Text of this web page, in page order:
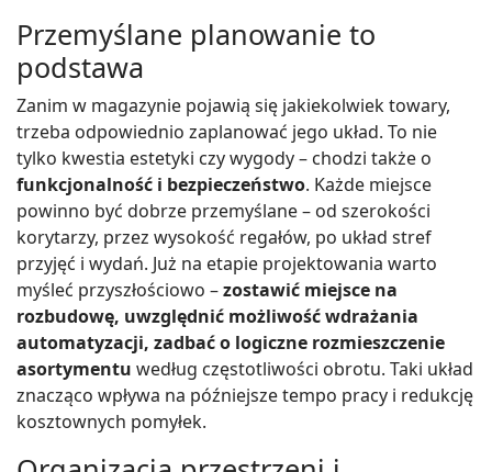
Przemyślane planowanie to
podstawa
Zanim w magazynie pojawią się jakiekolwiek towary,
trzeba odpowiednio zaplanować jego układ. To nie
tylko kwestia estetyki czy wygody – chodzi także o
funkcjonalność i bezpieczeństwo. Każde miejsce
powinno być dobrze przemyślane – od szerokości
korytarzy, przez wysokość regałów, po układ stref
przyjęć i wydań. Już na etapie projektowania warto
myśleć przyszłościowo –zostawić miejsce na
rozbudowę, uwzględnić możliwość wdrażania
automatyzacji, zadbać o logiczne rozmieszczenie
asortymentu według częstotliwości obrotu. Taki układ
znacząco wpływa na późniejsze tempo pracy i redukcję
kosztownych pomyłek.